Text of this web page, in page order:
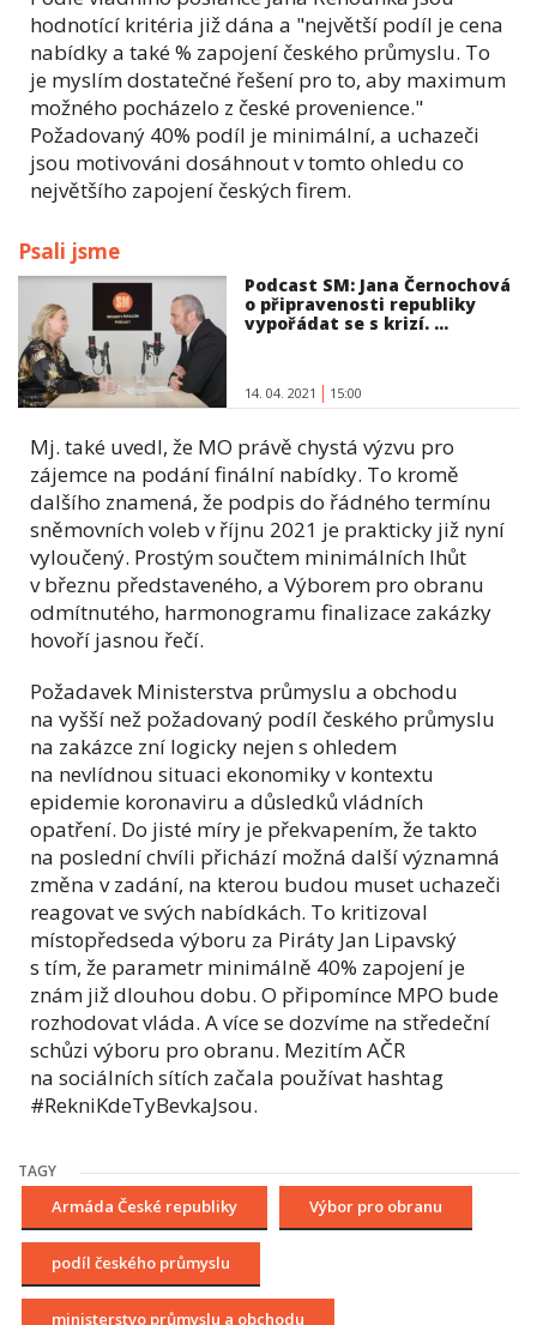
hodnotící kritéria již dána a "největší podíl je cena
nabídky a také % zapojení českého průmyslu. To
je myslím dostatečné řešení pro to, aby maximum
možného pocházelo z české provenience."
Požadovaný 40% podíl je minimální, a uchazeči
jsou motivováni dosáhnout v tomto ohledu co
největšího zapojení českých firem.
Psali jsme
Podcast SM: Jana Černochová
o připravenosti republiky
vypořádat se s krizí. ...
14. 04. 2021 15:00
Mj. také uvedl, že MO právě chystá výzvu pro
zájemce na podání finální nabídky. To kromě
dalšího znamená, že podpis do řádného termínu
sněmovních voleb v říjnu 2021 je prakticky již nyní
vyloučený. Prostým součtem minimálních lhůt
v březnu představeného, a Výborem pro obranu
odmítnutého, harmonogramu finalizace zakázky
hovoří jasnou řečí.
Požadavek Ministerstva průmyslu a obchodu
na vyšší než požadovaný podíl českého průmyslu
na zakázce zní logicky nejen s ohledem
na nevlídnou situaci ekonomiky v kontextu
epidemie koronaviru a důsledků vládních
opatření. Do jisté míry je překvapením, že takto
na poslední chvíli přichází možná další významná
změna v zadání, na kterou budou muset uchazeči
reagovat ve svých nabídkách. To kritizoval
místopředseda výboru za Piráty Jan Lipavský
s tím, že parametr minimálně 40% zapojení je
znám již dlouhou dobu. O připomínce MPO bude
rozhodovat vláda. A více se dozvíme na středeční
schůzi výboru pro obranu. Mezitím AČR
na sociálních sítích začala používat hashtag
#RekniKdeTyBevkaJsou.
TAGY
Armáda České republiky Výbor pro obranu
podíl českého průmyslu
ministerstvo průmyslu a obchodu